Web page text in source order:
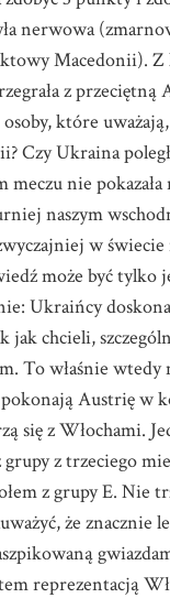
nerwowa
Macedonii).
z przeciętną
osoby, które
Czy Ukraina
nie
naszym
w świecie
może być tylko
Ukraińcy
jak chcieli,
To właśnie wtedy
Austrię w
się z Włochami.
z trzeciego
z grupy E. Nie
że znacznie
reprezentacją